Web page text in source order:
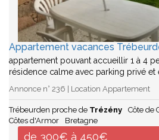
Appartement vacances
appartement pouvant accueillir 1 à 4
résidence calme avec parking privé et
Annonce n° 236 | Location Appartement
Trébeurden proche de Trézény
Côte de
Côtes d'Armor
Bretagne
de 300€ à 450€